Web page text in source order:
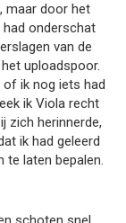
maar door het
onderschat
van de
uploadspoor.
of ik nog iets had
ik Viola recht
zich herinnerde,
ik had geleerd
te laten bepalen.